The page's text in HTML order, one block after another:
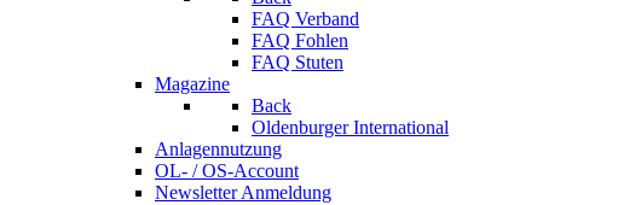
FAQ Verband
FAQ Fohlen
FAQ Stuten
Magazine
Back
Oldenburger International
Anlagennutzung
OL- / OS-Account
Newsletter Anmeldung